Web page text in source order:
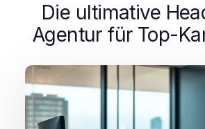
Die ultimative
Agentur für Top-